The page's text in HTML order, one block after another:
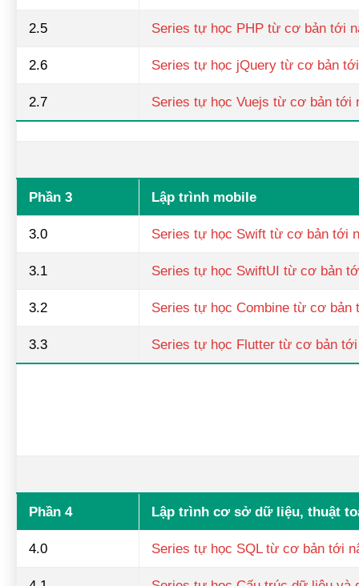
2.5 Series tự học PHP từ cơ bản tới
2.6 Series tự học jQuery từ cơ bản
2.7 Series tự học Vuejs từ cơ bản tới
Phần 3 Lập trình mobile
3.0 Series tự học Swift từ cơ bản tới
3.1 Series tự học SwiftUI từ cơ bản
3.2 Series tự học Combine từ cơ bản
3.3 Series tự học Flutter từ cơ bản tới
Phần 4 Lập trình cơ sở dữ liệu, thuật
4.0 Series tự học SQL từ cơ bản tới